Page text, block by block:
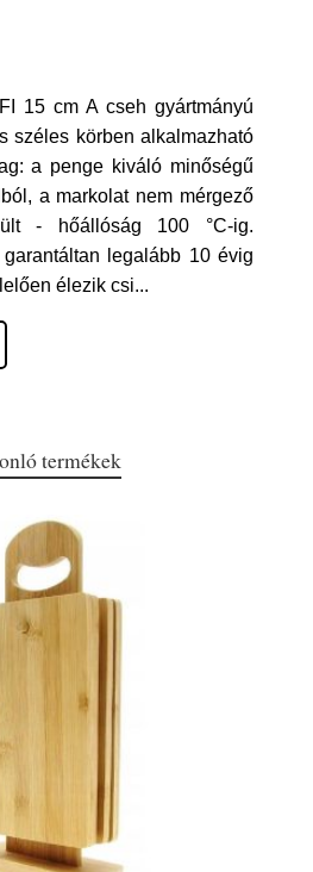
15 cm A cseh gyártmányú
széles körben alkalmazható
a penge kiváló minőségű
a markolat nem mérgező
- hőállóság 100 °C-ig.
legalább 10 évig
élezik csi...
termékek